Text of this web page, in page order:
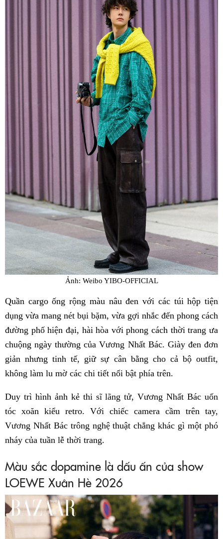
Ảnh: Weibo YIBO-OFFICIAL
Quần cargo ống rộng màu nâu đen với các túi hộp tiện
dụng vừa mang nét bụi bặm, vừa gợi nhắc đến phong cách
đường phố hiện đại, hài hòa với phong cách thời trang ưa
chuộng ngày thường của Vương Nhất Bác. Giày đen đơn
giản nhưng tinh tế, giữ sự cân bằng cho cả bộ outfit,
không làm lu mờ các chi tiết nổi bật phía trên.
Duy trì hình ảnh kẻ thi sĩ lãng tử, Vương Nhất Bác uốn
tóc xoăn kiểu retro. Với chiếc camera cầm trên tay,
Vương Nhất Bác trông nghệ thuật chẳng khác gì một phó
nháy của tuần lễ thời trang.
Màu sắc dopamine là dấu ấn của show
LOEWE Xuân Hè 2026